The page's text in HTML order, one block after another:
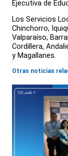
Ejecutiva de
Los Servicios
Chinchorro,
Valparaíso,
Cordillera,
y Magallanes.
Otras noticias